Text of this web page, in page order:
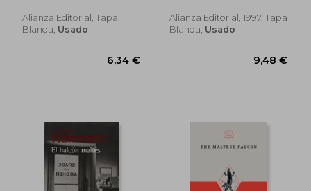
dcto. 14,73 € dcto.
Alianza Editorial, Tapa
Blanda, Usado
Alianza Editorial, 1997, Tapa
Blanda, Usado